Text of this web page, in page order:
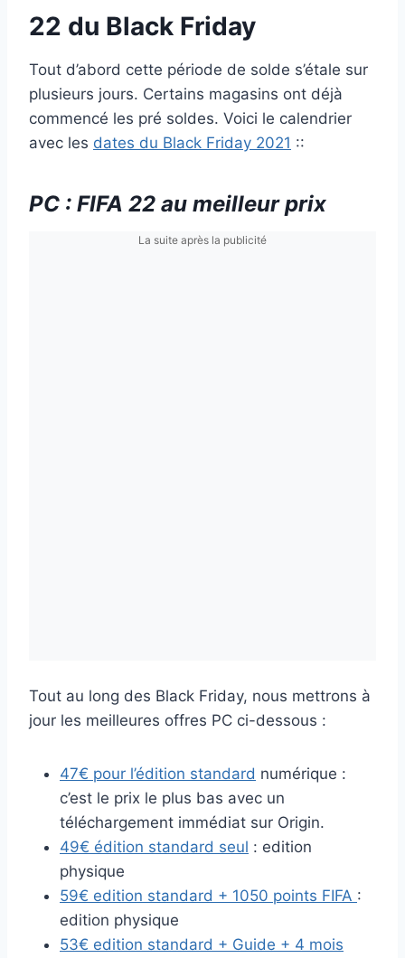
22 du Black Friday
Tout d’abord cette période de solde s’étale sur
plusieurs jours. Certains magasins ont déjà
commencé les pré soldes. Voici le calendrier
avec les dates du Black Friday 2021 ::
PC : FIFA 22 au meilleur prix
La suite après la publicité
Tout au long des Black Friday, nous mettrons à
jour les meilleures offres PC ci-dessous :
47€ pour l’édition standard numérique :
c’est le prix le plus bas avec un
téléchargement immédiat sur Origin.
49€ édition standard seul : edition
physique
59€ edition standard + 1050 points FIFA :
edition physique
53€ edition standard + Guide + 4 mois